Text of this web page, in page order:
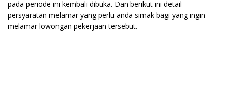
pada periode ini kembali dibuka. Dan berikut ini detail
persyaratan melamar yang perlu anda simak bagi yang ingin
melamar lowongan pekerjaan tersebut.